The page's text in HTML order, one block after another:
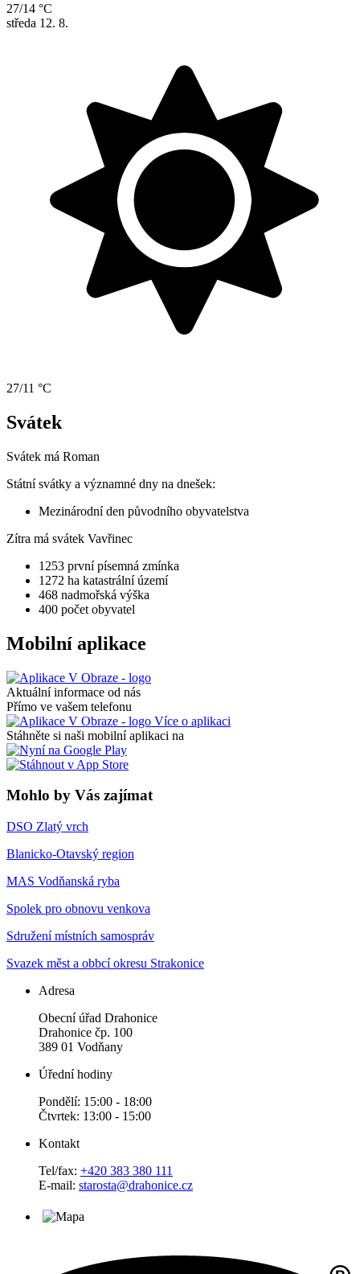
27/14 °C
středa 12. 8.
27/11 °C
Svátek
Svátek má Roman
Státní svátky a významné dny na dnešek:
Mezinárodní den původního obyvatelstva
Zítra má svátek Vavřinec
1253 první písemná zmínka
1272 ha katastrální území
468 nadmořská výška
400 počet obyvatel
Mobilní aplikace
Aktuální informace od nás
Přímo ve vašem telefonu
Více o aplikaci
Stáhněte si naši mobilní aplikaci na
Mohlo by Vás zajímat
DSO Zlatý vrch
Blanicko-Otavský region
MAS Vodňanská ryba
Spolek pro obnovu venkova
Sdružení místních samospráv
Svazek měst a obbcí okresu Strakonice
Adresa
Obecní úřad Drahonice
Drahonice čp. 100
389 01 Vodňany
Úřední hodiny
Pondělí: 15:00 - 18:00
Čtvrtek: 13:00 - 15:00
Kontakt
Tel/fax: +420 383 380 111
E-mail: starosta@drahonice.cz